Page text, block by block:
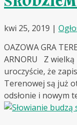
kwi 25, 2019 |
OAZOWA GRA
ARNORU Z wielką
uroczyście, że
Terenowej są już
odsłonie i nowym